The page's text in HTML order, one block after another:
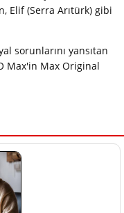
Elif (Serra Arıtürk) gibi
sorunlarını yansıtan
Max'in Max Original